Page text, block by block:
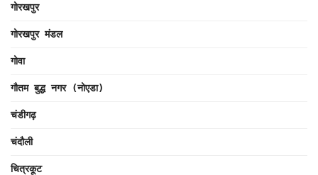
गोरखपुर
गोरखपुर मंडल
गोवा
गौतम बुद्ध नगर (नोएडा)
चंडीगढ़
चंदौली
चित्रकूट